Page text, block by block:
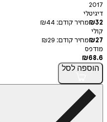
2017
דיגיטלי
₪32 מחיר קודם: ₪44
קולי
₪27 מחיר קודם: ₪29
מודפס
₪68.6
הוספה לסל